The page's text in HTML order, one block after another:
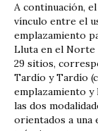
A continuación,
vínculo entre el
emplazamiento
Lluta en el Norte
29 sitios,
Tardío y Tardío
emplazamiento y
las dos
orientados a una